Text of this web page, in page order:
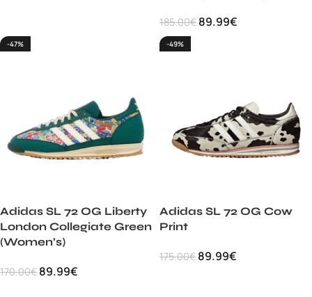
185.00€ 89.99€
-47%
Adidas SL 72 OG Liberty
London Collegiate Green
(Women’s)
170.00€ 89.99€
-49%
Adidas SL 72 OG Cow
Print
175.00€ 89.99€